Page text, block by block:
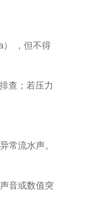
） ，但不得
查；若压力
常流水声。
音或数值突